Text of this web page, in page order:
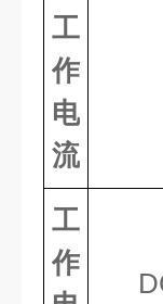
工
作
电
流
工
作